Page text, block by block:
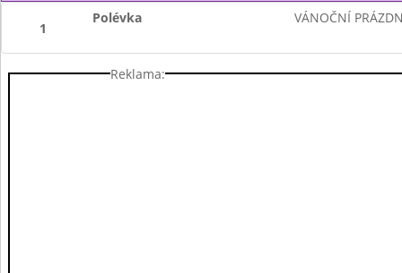
1
Polévka VÁNOČNÍ
Reklama: